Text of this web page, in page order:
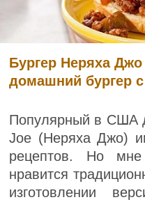
Бургер Неряха
домашний бургер
Популярный в США
Joe (Неряха Джо)
рецептов. Но
нравится
изготовлении